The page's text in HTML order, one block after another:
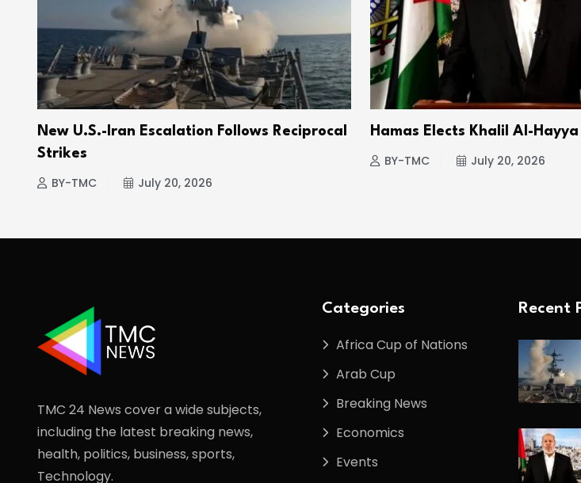
New U.S.-Iran Escalation Follows Reciprocal
Strikes
BY-TMC July 20, 2026
Hamas Elects Khalil Al-Hayya
BY-TMC July 20, 2026
TMC 24 News cover a wide subjects,
including the latest breaking news,
health, politics, business, sports,
Technology.
Categories
Africa Cup of Nations
Arab Cup
Breaking News
Economics
Events
Recent